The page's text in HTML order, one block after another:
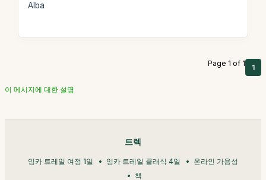
Alba
Page 1 of 1 1
이 메시지에 대한 설명
트렉
잉카 트레일 여정 1일 잉카 트레일 클래식 4일
온라인 가용성
책